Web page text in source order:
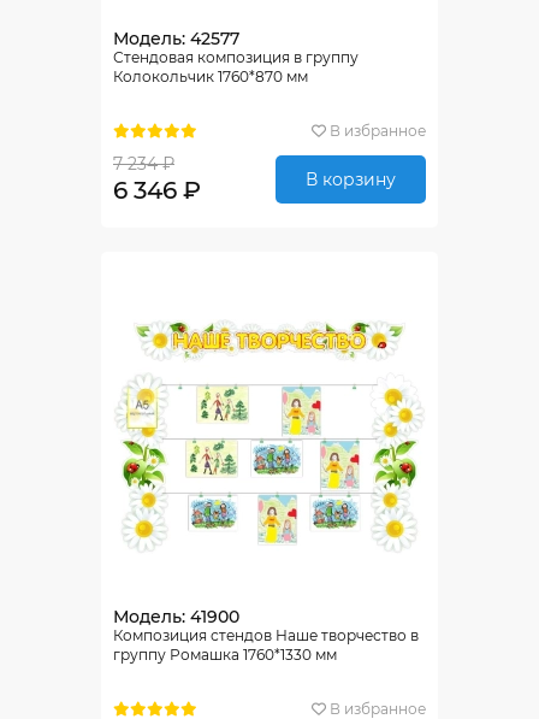
Модель: 42577
Стендовая композиция в группу
Колокольчик 1760*870 мм
В избранное
7 234 ₽
6 346 ₽ В корзину
Модель: 41900
Композиция стендов Наше творчество в
группу Ромашка 1760*1330 мм
В избранное